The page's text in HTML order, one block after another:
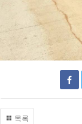
목록